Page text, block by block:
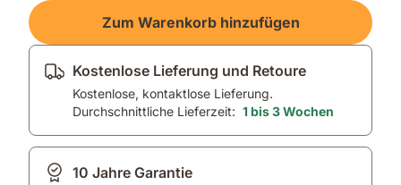
Loading
Zum Warenkorb hinzufügen
Kostenlose Lieferung und Retoure
Kostenlose, kontaktlose Lieferung.
Durchschnittliche Lieferzeit: 1 bis 3 Wochen
10 Jahre Garantie